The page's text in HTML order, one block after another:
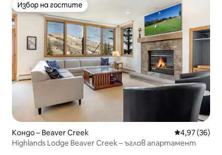
Избор на гостите
Избор на гостите
Кондо – Beaver Creek Средна
4,97 (36)
Highlands Lodge Beaver Creek – ъглов апартамент